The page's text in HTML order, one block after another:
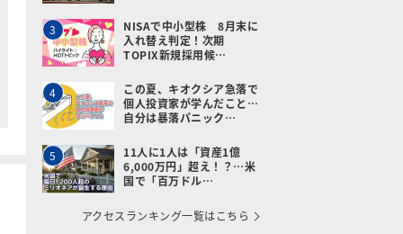
3
NISAで中小型株 8月末に
入れ替え判定！次期
TOPIX新規採用候…
4
この夏、キオクシア急落で
個人投資家が学んだこと…
自分は暴落パニック…
5
11人に1人は「資産1億
6,000万円」超え！？…米
国で「百万ドル…
アクセスランキング一覧はこちら